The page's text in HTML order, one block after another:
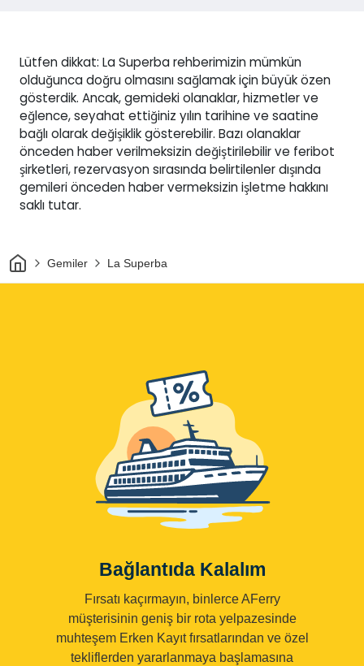
Lütfen dikkat: La Superba rehberimizin mümkün
olduğunca doğru olmasını sağlamak için büyük özen
gösterdik. Ancak, gemideki olanaklar, hizmetler ve
eğlence, seyahat ettiğiniz yılın tarihine ve saatine
bağlı olarak değişiklik gösterebilir. Bazı olanaklar
önceden haber verilmeksizin değiştirilebilir ve feribot
şirketleri, rezervasyon sırasında belirtilenler dışında
gemileri önceden haber vermeksizin işletme hakkını
saklı tutar.
Ev Gemiler La Superba
Bağlantıda Kalalım
Fırsatı kaçırmayın, binlerce AFerry
müşterisinin geniş bir rota yelpazesinde
muhteşem Erken Kayıt fırsatlarından ve özel
tekliflerden yararlanmaya başlamasına